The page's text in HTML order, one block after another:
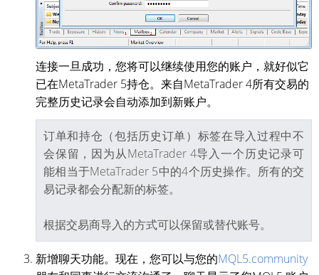
连接一旦成功，您将可以继续使用您的账户，就好似它
已在MetaTrader 5持仓。来自MetaTrader 4所有交易的
完整历史记录会自动添加到新账户。
订单和持仓（包括历史订单）标签在导入过程中不
会保留，因为从MetaTrader 4导入一个历史记录可
能相当于MetaTrader 5中的4个历史操作。所有的交
易记录都会分配新的标签。
根据交易商导入的方式可以保留或替代账号。
新增聊天功能。现在，您可以与您的MQL5.community